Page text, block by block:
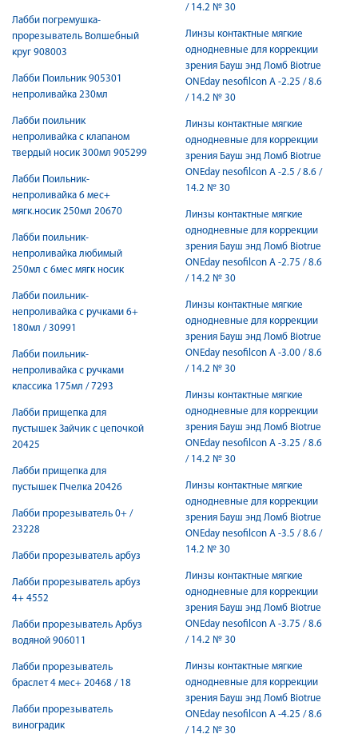
Лабби погремушка-
прорезыватель Волшебный
круг 908003
Лабби Поильник 905301
непроливайка 230мл
Лабби поильник
непроливайка с клапаном
твердый носик 300мл 905299
Лабби Поильник-
непроливайка 6 мес+
мягк.носик 250мл 20670
Лабби поильник-
непроливайка любимый
250мл с 6мес мягк носик
Лабби поильник-
непроливайка с ручками 6+
180мл / 30991
Лабби поильник-
непроливайка с ручками
классика 175мл / 7293
Лабби прищепка для
пустышек Зайчик с цепочкой
20425
Лабби прищепка для
пустышек Пчелка 20426
Лабби прорезыватель 0+ /
23228
Лабби прорезыватель арбуз
Лабби прорезыватель арбуз
4+ 4552
Лабби прорезыватель Арбуз
водяной 906011
Лабби прорезыватель
браслет 4 мес+ 20468 / 18
Лабби прорезыватель
виноградик
/ 14.2 № 30
Линзы контактные мягкие
однодневные для коррекции
зрения Бауш энд Ломб Biotrue
ONEday nesofilcon A -2.25 / 8.6
/ 14.2 № 30
Линзы контактные мягкие
однодневные для коррекции
зрения Бауш энд Ломб Biotrue
ONEday nesofilcon A -2.5 / 8.6 /
14.2 № 30
Линзы контактные мягкие
однодневные для коррекции
зрения Бауш энд Ломб Biotrue
ONEday nesofilcon A -2.75 / 8.6
/ 14.2 № 30
Линзы контактные мягкие
однодневные для коррекции
зрения Бауш энд Ломб Biotrue
ONEday nesofilcon A -3.00 / 8.6
/ 14.2 № 30
Линзы контактные мягкие
однодневные для коррекции
зрения Бауш энд Ломб Biotrue
ONEday nesofilcon A -3.25 / 8.6
/ 14.2 № 30
Линзы контактные мягкие
однодневные для коррекции
зрения Бауш энд Ломб Biotrue
ONEday nesofilcon A -3.5 / 8.6 /
14.2 № 30
Линзы контактные мягкие
однодневные для коррекции
зрения Бауш энд Ломб Biotrue
ONEday nesofilcon A -3.75 / 8.6
/ 14.2 № 30
Линзы контактные мягкие
однодневные для коррекции
зрения Бауш энд Ломб Biotrue
ONEday nesofilcon A -4.25 / 8.6
/ 14.2 № 30